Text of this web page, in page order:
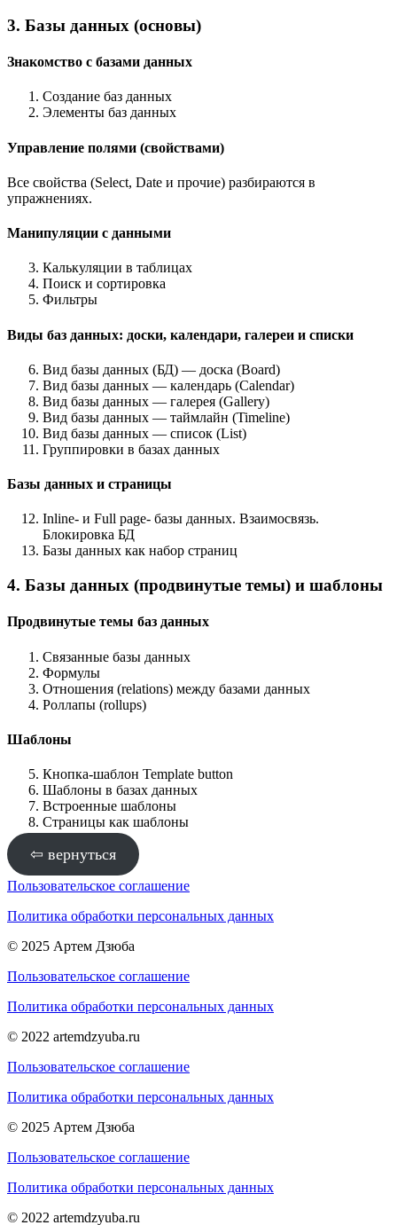
3. Базы данных (основы)
Знакомство с базами данных
Создание баз данных
Элементы баз данных
Управление полями (свойствами)
Все свойства (Select, Date и прочие) разбираются в
упражнениях.
Манипуляции с данными
Калькуляции в таблицах
Поиск и сортировка
Фильтры
Виды баз данных: доски, календари, галереи и списки
Вид базы данных (БД) — доска (Board)
Вид базы данных — календарь (Calendar)
Вид базы данных — галерея (Gallery)
Вид базы данных — таймлайн (Timeline)
Вид базы данных — список (List)
Группировки в базах данных
Базы данных и страницы
Inline- и Full page- базы данных. Взаимосвязь.
Блокировка БД
Базы данных как набор страниц
4. Базы данных (продвинутые темы) и шаблоны
Продвинутые темы баз данных
Связанные базы данных
Формулы
Отношения (relations) между базами данных
Роллапы (rollups)
Шаблоны
Кнопка-шаблон Template button
Шаблоны в базах данных
Встроенные шаблоны
Страницы как шаблоны
⇦ вернуться
Пользовательское соглашение
Политика обработки персональных данных
© 2025 Артем Дзюба
Пользовательское соглашение
Политика обработки персональных данных
© 2022 artemdzyuba.ru
Пользовательское соглашение
Политика обработки персональных данных
© 2025 Артем Дзюба
Пользовательское соглашение
Политика обработки персональных данных
© 2022 artemdzyuba.ru